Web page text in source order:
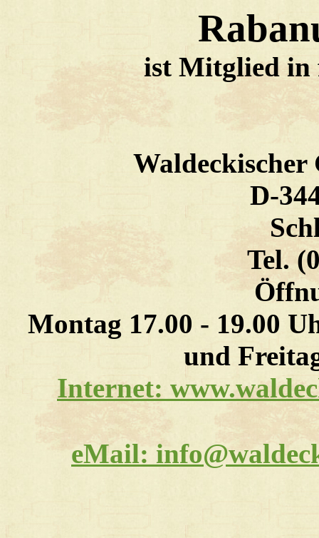
ist Mitglied in
Waldeckischer
D-
Tel.
Montag 17.00 - 19.00
und
Internet:
eMail: